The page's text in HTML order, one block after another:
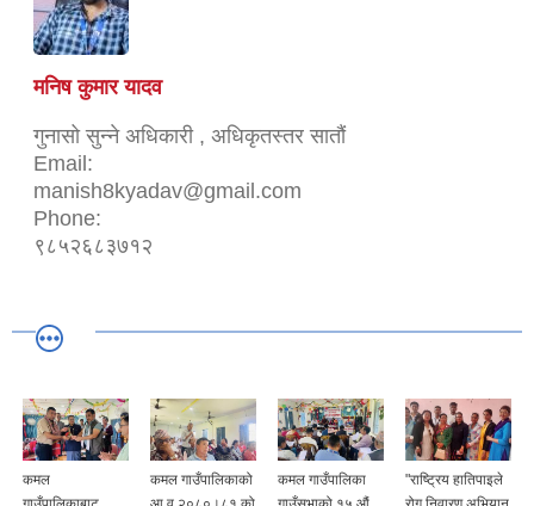
मनिष कुमार यादव
गुनासो सुन्ने अधिकारी , अधिकृतस्तर सातौं
Email:
manish8kyadav@gmail.com
Phone:
९८५२६८३७१२
कमल गाउँपालिकाको
कमल गाउँपालिका
"राष्ट्रिय हातिपाइले
कमल गाउँपालिकाको